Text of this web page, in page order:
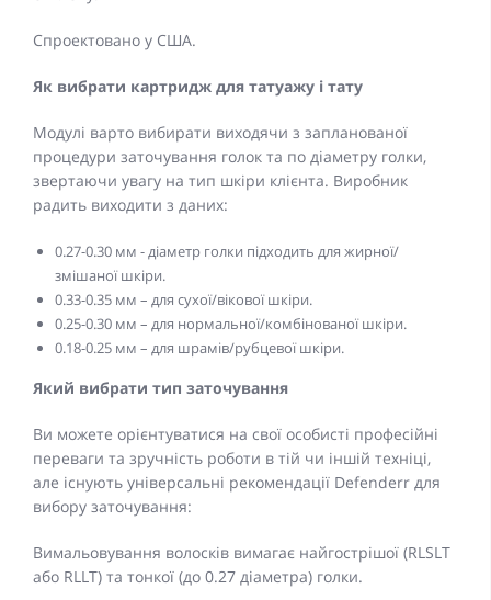
Спроектовано у США.
Як вибрати картридж для татуажу і тату
Модулі варто вибирати виходячи з запланованої
процедури заточування голок та по діаметру голки,
звертаючи увагу на тип шкіри клієнта. Виробник
радить виходити з даних:
0.27-0.30 мм - діаметр голки підходить для жирної/
змішаної шкіри.
0.33-0.35 мм – для сухої/вікової шкіри.
0.25-0.30 мм – для нормальної/комбінованої шкіри.
0.18-0.25 мм – для шрамів/рубцевої шкіри.
Який вибрати тип заточування
Ви можете орієнтуватися на свої особисті професійні
переваги та зручність роботи в тій чи іншій техніці,
але існують універсальні рекомендації Defenderr для
вибору заточування:
Вимальовування волосків вимагає найгострішої (RLSLT
або RLLT) та тонкої (до 0.27 діаметра) голки.